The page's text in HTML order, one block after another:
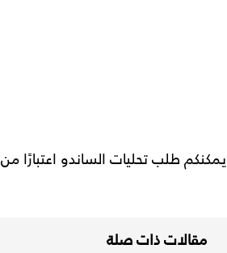
يمكنكم طلب تحليات الساندو اعتبارًا من 17 مايو 2026.
مقالات ذات صلة